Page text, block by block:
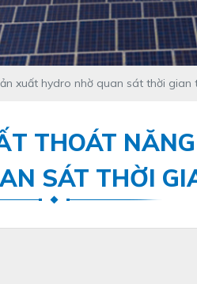
xuất hydro nhờ quan sát thời gian
THOÁT
SÁT THỜI